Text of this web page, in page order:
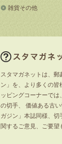
雑貨その他
スタマガネットは、
ン」を、より多くの皆
ッピングコーナーで
の切手、 価値ある古
ガジン」本誌同様、
関するご意見、ご要望